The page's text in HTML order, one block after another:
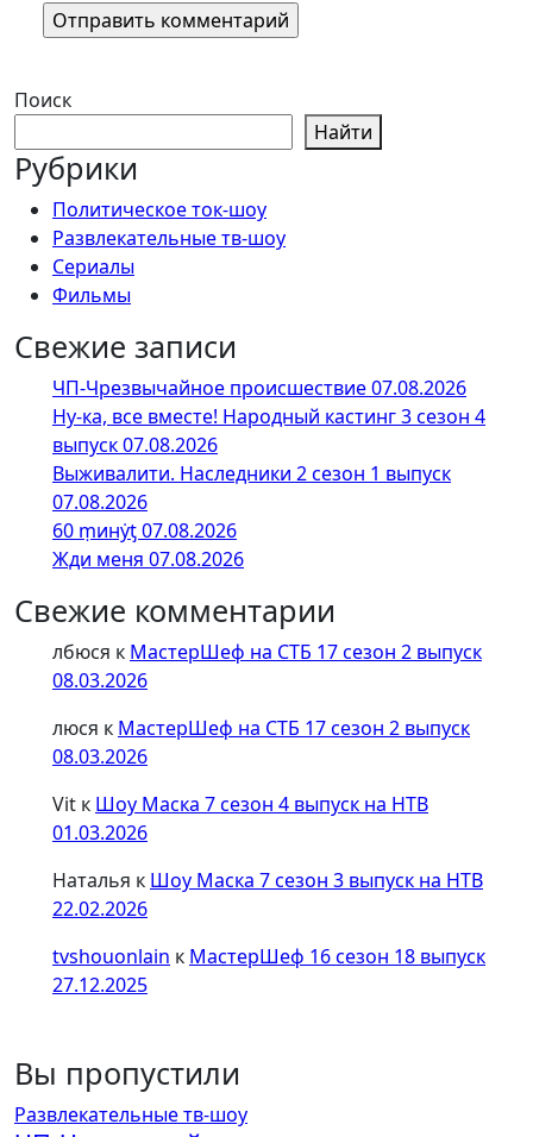
Поиск
Найти
Рубрики
Политическое ток-шоу
Развлекательные тв-шоу
Сериалы
Фильмы
Свежие записи
ЧП-Чрезвычайное происшествие 07.08.2026
Ну-ка, все вместе! Народный кастинг 3 сезон 4
выпуск 07.08.2026
Выживалити. Наследники 2 сезон 1 выпуск
07.08.2026
60 ṃинẏƫ 07.08.2026
Жди меня 07.08.2026
Свежие комментарии
лбюся к МастерШеф на СТБ 17 сезон 2 выпуск
08.03.2026
люся к МастерШеф на СТБ 17 сезон 2 выпуск
08.03.2026
Vit к Шоу Маска 7 сезон 4 выпуск на НТВ
01.03.2026
Наталья к Шоу Маска 7 сезон 3 выпуск на НТВ
22.02.2026
tvshouonlain к МастерШеф 16 сезон 18 выпуск
27.12.2025
Вы пропустили
Развлекательные тв-шоу